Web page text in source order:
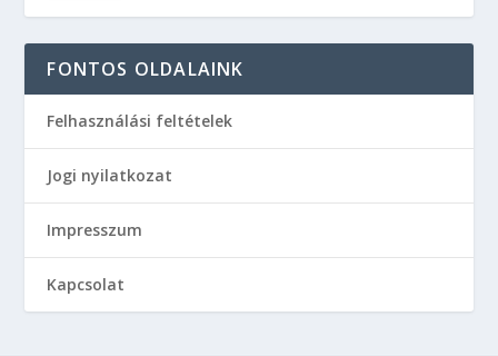
FONTOS OLDALAINK
Felhasználási feltételek
Jogi nyilatkozat
Impresszum
Kapcsolat